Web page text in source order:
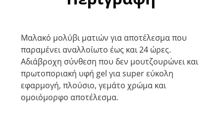
Μαλακό μολύβι ματιών για αποτέλεσμα που
παραμένει αναλλοίωτο έως και 24 ώρες.
Αδιάβροχη σύνθεση που δεν μουτζουρώνει και
πρωτοποριακή υφή gel για super εύκολη
εφαρμογή, πλούσιο, γεμάτο χρώμα και
ομοιόμορφο αποτέλεσμα.